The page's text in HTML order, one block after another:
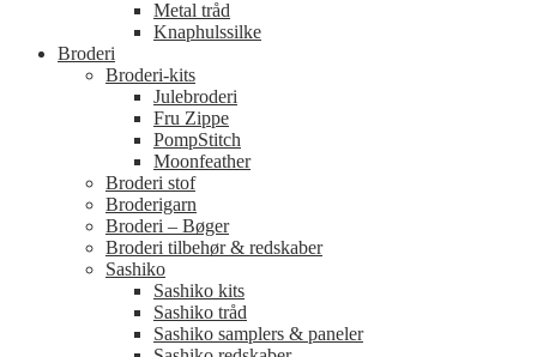
Metal tråd
Knaphulssilke
Broderi
Broderi-kits
Julebroderi
Fru Zippe
PompStitch
Moonfeather
Broderi stof
Broderigarn
Broderi – Bøger
Broderi tilbehør & redskaber
Sashiko
Sashiko kits
Sashiko tråd
Sashiko samplers & paneler